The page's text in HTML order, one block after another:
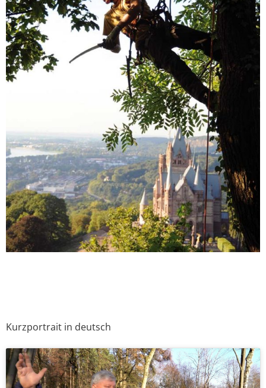
Kurzportrait in deutsch